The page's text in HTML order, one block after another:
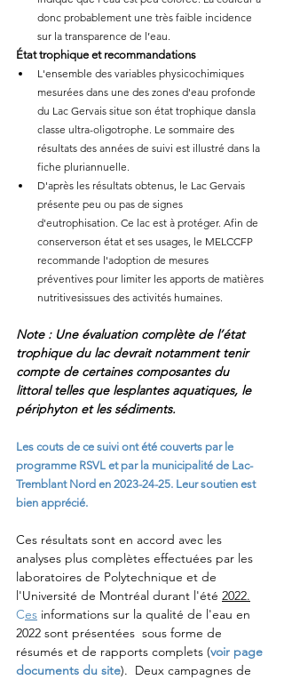
donc probablement une très faible incidence
sur la transparence de l’eau.
État trophique et recommandations
L'ensemble des variables physicochimiques
mesurées dans une des zones d'eau profonde
du Lac Gervais situe son état trophique dansla
classe ultra-oligotrophe. Le sommaire des
résultats des années de suivi est illustré dans la
fiche pluriannuelle.
D'après les résultats obtenus, le Lac Gervais
présente peu ou pas de signes
d'eutrophisation. Ce lac est à protéger. Afin de
conserverson état et ses usages, le MELCCFP
recommande l'adoption de mesures
préventives pour limiter les apports de matières
nutritivesissues des activités humaines.
Note : Une évaluation complète de l’état
trophique du lac devrait notamment tenir
compte de certaines composantes du
littoral telles que lesplantes aquatiques, le
périphyton et les sédiments.
Les couts de ce suivi ont été couverts par le
programme RSVL et par la municipalité de Lac-
Tremblant Nord en 2023-24-25. Leur soutien est
bien apprécié.
Ces résultats sont en accord avec les
analyses plus complètes effectuées par les
laboratoires de Polytechnique et de
l'Université de Montréal durant l'été 2022.
Ces informations sur la qualité de l'eau en
2022 sont présentées sous forme de
résumés et de rapports complets (voir page
documents du site).  Deux campagnes de